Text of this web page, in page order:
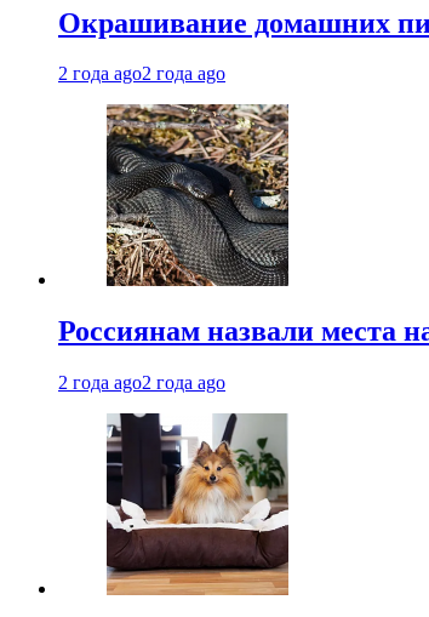
Окрашивание домашних
2 года ago2 года ago
Россиянам назвали места
2 года ago2 года ago